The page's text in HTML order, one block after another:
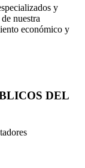
y
nuestra
económico y
DEL